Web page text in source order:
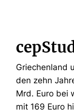
Griechenland
den zehn
Mrd. Euro bei
mit 169 Euro